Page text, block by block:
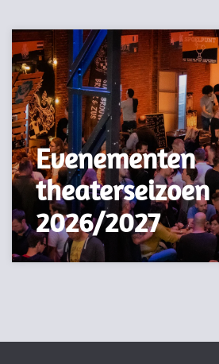
Evenementen
theaterseizoen
2026/2027